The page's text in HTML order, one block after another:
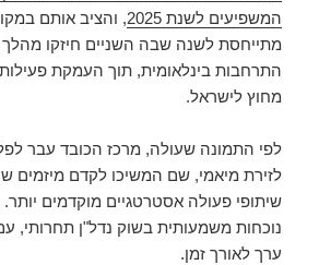
המשפיעים לשנת 2025
מתייחסת לשנה שבה השניים חיזקו
התרחבות בינלאומית, תוך העמקת
מחוץ לישראל.
לפי התמונה שעולה, מרכז הכובד עבר
לזירת מיאמי, שם המשיכו לקדם מיזמים
שיתופי פעולה אסטרטגיים מוקדמים
נוכחות משמעותית בשוק נדל"ן תחרותי,
ערך לאורך זמן.